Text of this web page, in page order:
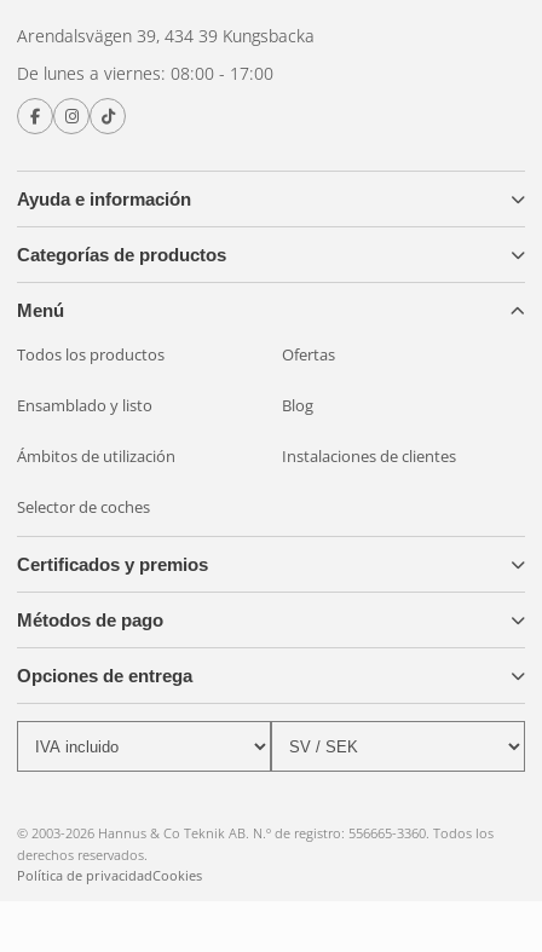
Ayuda e información
Categorías de productos
Menú
Todos los productos Ofertas
Ensamblado y listo Blog
Ámbitos de utilización Instalaciones de clientes
Selector de coches
Arendalsvägen 39, 434 39 Kungsbacka
De lunes a viernes: 08:00 - 17:00
Certificados y premios
Métodos de pago
Opciones de entrega
© 2003-2026 Hannus & Co Teknik AB. N.º de registro: 556665-3360. Todos los
derechos reservados.
Política de privacidadCookies